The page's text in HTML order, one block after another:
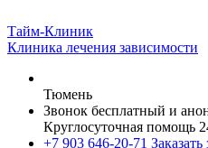
Тайм-Клиник
Клиника лечения зависимости
Тюмень
Звонок бесплатный и
Круглосуточная помощь
+7 903 646-20-71